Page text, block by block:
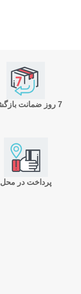
7 روز ضمانت بازگشت
پرداخت در محل